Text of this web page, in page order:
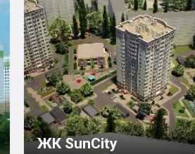
ЖК SunCity